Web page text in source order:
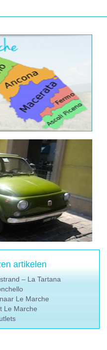
artikelen
– La Tartana
Le Marche
Le Marche